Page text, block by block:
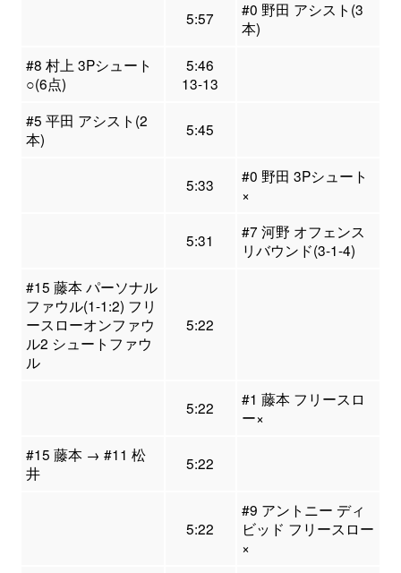
5:57
#0 野田 アシスト(3
本)
#8 村上 3Pシュート
○(6点)
5:46
13-13
#5 平田 アシスト(2
本)
5:45
5:33
#0 野田 3Pシュート
×
5:31
#7 河野 オフェンス
リバウンド(3-1-4)
#15 藤本 パーソナル
ファウル(1-1:2) フリ
ースローオンファウ
ル2 シュートファウ
ル
5:22
5:22
#1 藤本 フリースロ
ー×
#15 藤本 → #11 松
井
5:22
5:22
#9 アントニー ディ
ビッド フリースロー
×